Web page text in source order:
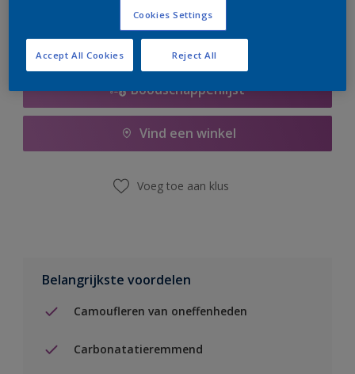
Boodschappenlijst
Vind een winkel
Voeg toe aan klus
Belangrijkste voordelen
Camoufleren van oneffenheden
Carbonatatieremmend
Cookies Settings
Reject All
Accept All Cookies